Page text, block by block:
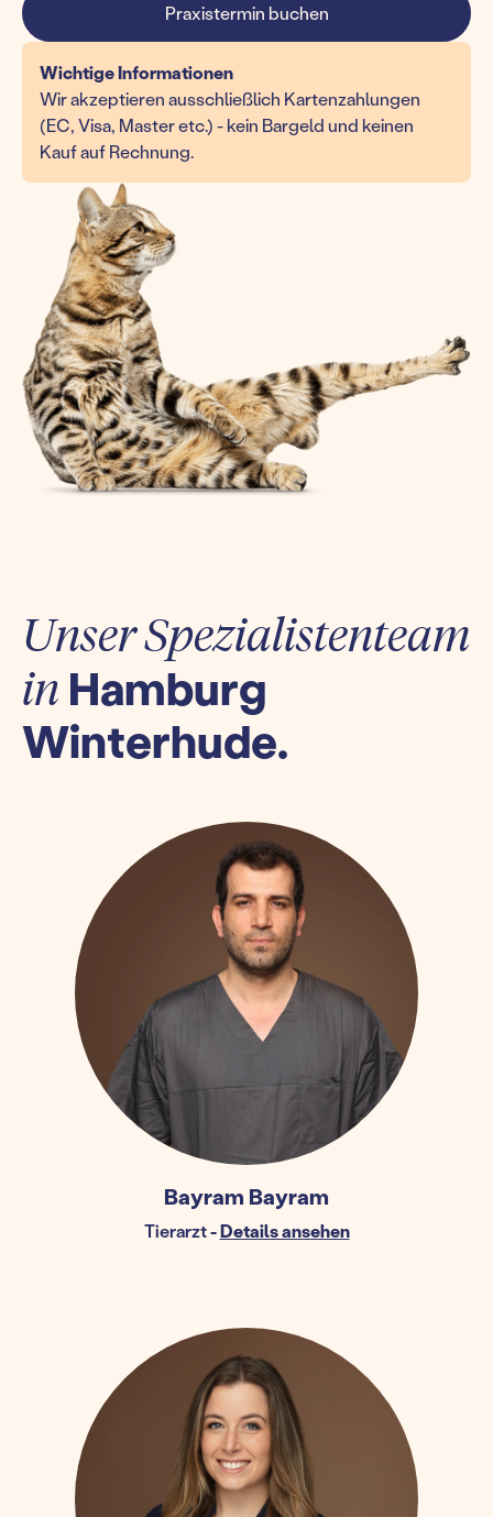
Praxistermin buchen
Wichtige Informationen
Wir akzeptieren ausschließlich Kartenzahlungen
(EC, Visa, Master etc.) - kein Bargeld und keinen
Kauf auf Rechnung.
Unser Spezialistenteam
in Hamburg
Winterhude.
Bayram Bayram
Tierarzt-Details ansehen